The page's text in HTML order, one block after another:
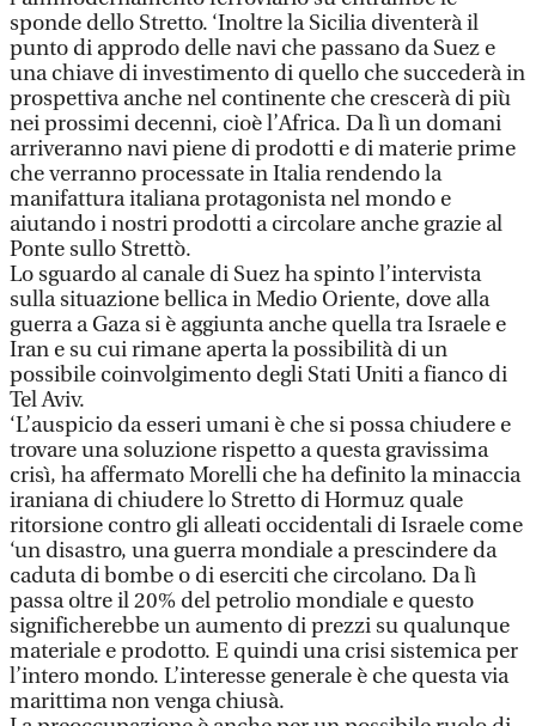
sponde dello Stretto. ‘Inoltre la Sicilia diventerà il
punto di approdo delle navi che passano da Suez e
una chiave di investimento di quello che succederà in
prospettiva anche nel continente che crescerà di più
nei prossimi decenni, cioè l’Africa. Da lì un domani
arriveranno navi piene di prodotti e di materie prime
che verranno processate in Italia rendendo la
manifattura italiana protagonista nel mondo e
aiutando i nostri prodotti a circolare anche grazie al
Ponte sullo Strettò.
Lo sguardo al canale di Suez ha spinto l’intervista
sulla situazione bellica in Medio Oriente, dove alla
guerra a Gaza si è aggiunta anche quella tra Israele e
Iran e su cui rimane aperta la possibilità di un
possibile coinvolgimento degli Stati Uniti a fianco di
Tel Aviv.
‘L’auspicio da esseri umani è che si possa chiudere e
trovare una soluzione rispetto a questa gravissima
crisì, ha affermato Morelli che ha definito la minaccia
iraniana di chiudere lo Stretto di Hormuz quale
ritorsione contro gli alleati occidentali di Israele come
‘un disastro, una guerra mondiale a prescindere da
caduta di bombe o di eserciti che circolano. Da lì
passa oltre il 20% del petrolio mondiale e questo
significherebbe un aumento di prezzi su qualunque
materiale e prodotto. E quindi una crisi sistemica per
l’intero mondo. L’interesse generale è che questa via
marittima non venga chiusà.